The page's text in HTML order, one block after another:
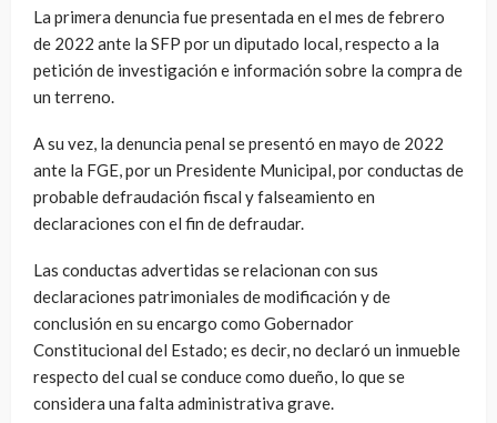
La primera denuncia fue presentada en el mes de febrero
de 2022 ante la SFP por un diputado local, respecto a la
petición de investigación e información sobre la compra de
un terreno.
A su vez, la denuncia penal se presentó en mayo de 2022
ante la FGE, por un Presidente Municipal, por conductas de
probable defraudación fiscal y falseamiento en
declaraciones con el fin de defraudar.
Las conductas advertidas se relacionan con sus
declaraciones patrimoniales de modificación y de
conclusión en su encargo como Gobernador
Constitucional del Estado; es decir, no declaró un inmueble
respecto del cual se conduce como dueño, lo que se
considera una falta administrativa grave.